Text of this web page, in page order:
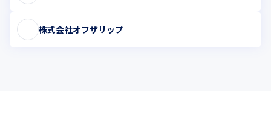
株式会社オフザリップ